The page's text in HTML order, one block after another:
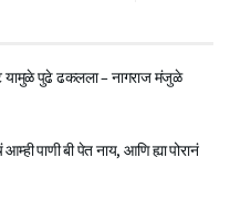
यामुळे पुढे ढकलला – नागराज मंजुळे
पाणी बी पेत नाय, आणि ह्या पोरानं